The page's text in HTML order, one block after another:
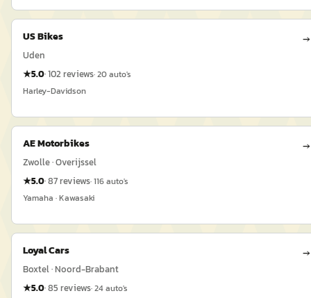
US Bikes →
Uden
★5.0·102 reviews·20auto's
Harley-Davidson
AE Motorbikes →
Zwolle · Overijssel
★5.0·87reviews·116auto's
Yamaha · Kawasaki
Loyal Cars →
Boxtel · Noord-Brabant
★5.0·85 reviews·24auto's